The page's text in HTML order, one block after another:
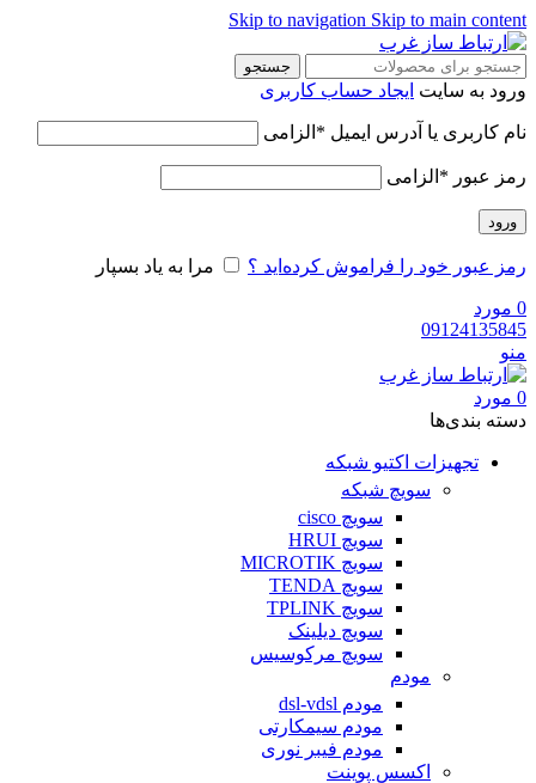
Skip to navigation Skip to main content
جستجو
ورود به سایت ایجاد حساب کاربری
نام کاربری یا آدرس ایمیل * الزامی
رمز عبور * الزامی
ورود
رمز عبور خود را فراموش کرده‌اید ؟ مرا به یاد بسپار
0 مورد
09124135845
منو
0 مورد
دسته‌ بندی‌ها
تجهیزات اکتیو شبکه
سویچ شبکه
سویچ cisco
سویچ HRUI
سویچ MICROTIK
سویچ TENDA
سویچ TPLINK
سویچ دیلینک
سویچ مرکوسیس
مودم
مودم dsl-vdsl
مودم سیمکارتی
مودم فیبر نوری
اکسس پوینت